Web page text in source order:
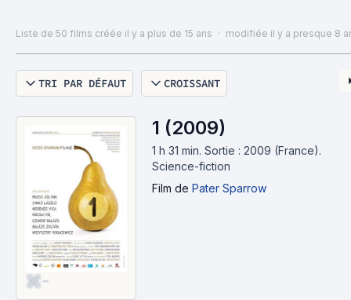
Liste de 50 films créée il y a plus de 15 ans · modifiée il y a presque 8
TRI PAR DÉFAUT CROISSANT
-
1 (2009)
1 h 31 min. Sortie : 2009 (France).
Science-fiction
Film de Pater Sparrow